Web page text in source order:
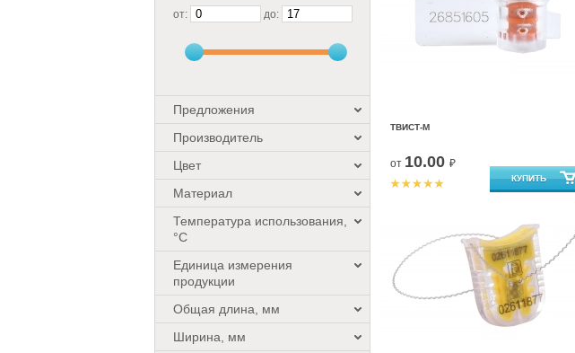
от: до:
Предложения
Производитель
Цвет
Материал
Температура использования,
°C
Единица измерения
продукции
Общая длина, мм
Ширина, мм
ТВИСТ-М
от 10.00 ₽